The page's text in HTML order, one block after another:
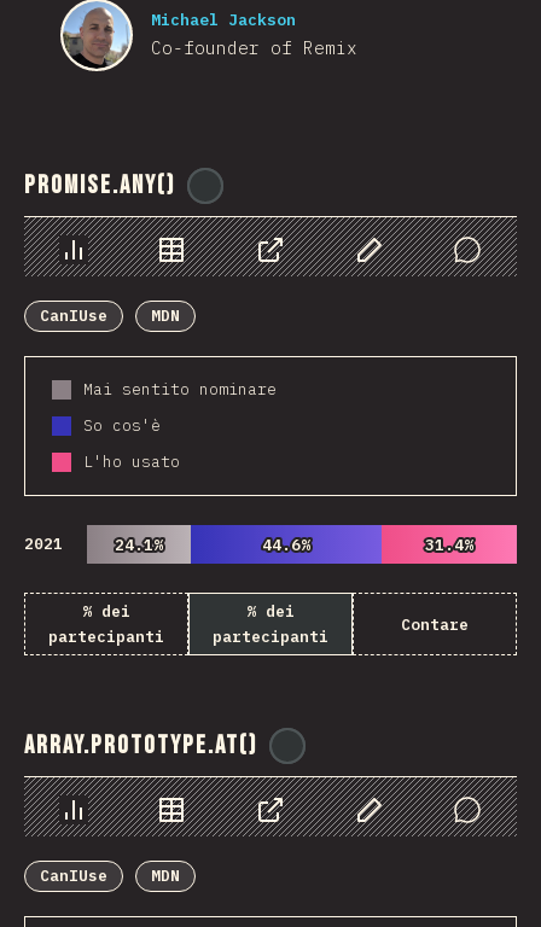
Michael Jackson
Co-founder of Remix
Promise.any()
Grafico Dati CondividerePersonalizza i dati
Comments
CanIUse
MDN
Mai sentito nominare
So cos'è
L'ho usato
2021 24.1%
24.1% 44.6%
44.6% 31.4%
31.4%
% dei
partecipanti
% dei
partecipanti
Contare
Array.prototype.at()
Grafico Dati CondividerePersonalizza i dati
Comments
CanIUse
MDN